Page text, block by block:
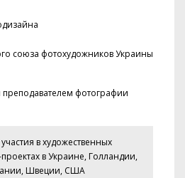
союза фотохудожников Украины
преподавателем фотографии
в художественных
проектах в Украине, Голландии,
Швеции, США